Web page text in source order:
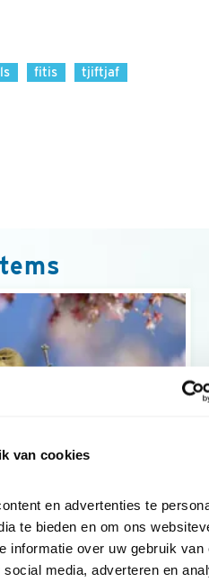
van cookies
en advertenties te
te bieden en om ons
informatie over uw gebruik van
media, adverteren en
fitis
tjiftjaf